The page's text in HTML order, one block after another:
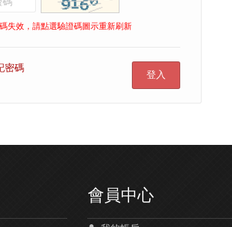
失效，請點選驗證碼圖示重新刷新
密碼
登入
會員中心